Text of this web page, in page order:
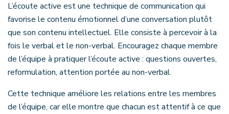
L’écoute active est une technique de communication qui
favorise le contenu émotionnel d’une conversation plutôt
que son contenu intellectuel. Elle consiste à percevoir à la
fois le verbal et le non-verbal. Encouragez chaque membre
de l’équipe à pratiquer l’écoute active : questions ouvertes,
reformulation, attention portée au non-verbal.
Cette technique améliore les relations entre les membres
de l’équipe, car elle montre que chacun est attentif à ce que